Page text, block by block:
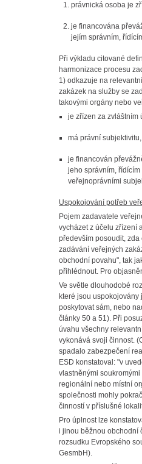
právnická osoba je
je financována
jejím správním,
Při výkladu citované
harmonizace procesu
1) odkazuje na
zakázek na služby se
takovými orgány nebo
je zřízen za zvláštním
má právní
je financován
jeho správním,
veřejnoprávními
Uspokojování potřeb
Pojem zadavatele
vycházet z účelu zřízení
především posoudit,
zadávání veřejných
obchodní povahu", tak
přihlédnout. Pro
Ve světle dlouhodobé
které jsou uspokojovány
poskytovat sám, nebo
články 50 a 51). Při
úvahu všechny
vykonává svoji činnost.
spadalo zabezpečení
ESD konstatoval: "v
vlastněnými
regionální nebo místní
společnosti mohly
činností v příslušné
Pro úplnost lze
i jinou běžnou obchodní
rozsudku Evropského
GesmbH).